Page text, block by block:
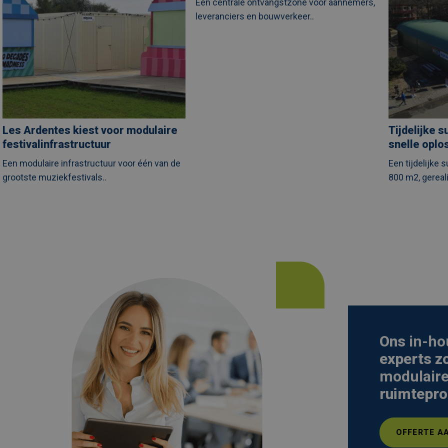
Les Ardentes kiest voor modulaire
festivalinfrastructuur
Een modulaire infrastructuur voor één van de
grootste muziekfestivals..
Een centrale ontvangstzone voor aannemers,
leveranciers en bouwverkeer..
in
zorgproject
UZ
Tijdelijke
snelle
Een tijdelijke
800 m2,
tijdens
renovatie
Ons in-
experts
OFFERTE